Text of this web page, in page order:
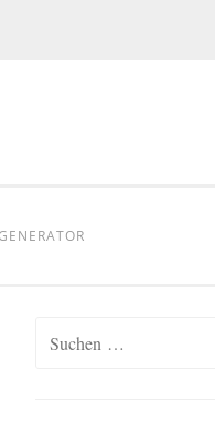
Suchen